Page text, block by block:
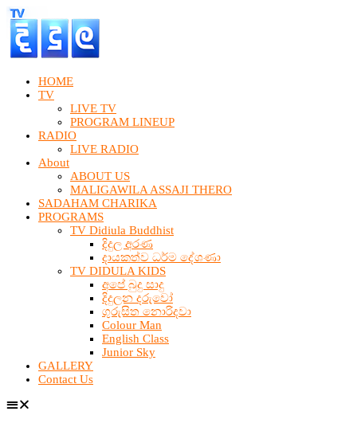
HOME
TV
LIVE TV
PROGRAM LINEUP
RADIO
LIVE RADIO
About
ABOUT US
MALIGAWILA ASSAJI THERO
SADAHAM CHARIKA
PROGRAMS
TV Didiula Buddhist
දිදුල අරණ
දායකත්ව ධර්ම දේශණා
TV DIDULA KIDS
අපේ බුදු සාදු
දිදුලන දරුවෝ
ගුරුසිත නොරිදවා
Colour Man
English Class
Junior Sky
GALLERY
Contact Us